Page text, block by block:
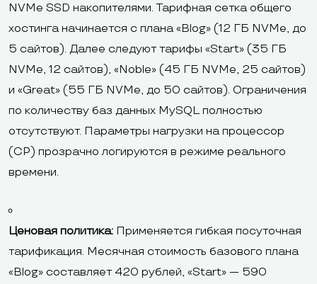
NVMe SSD накопителями. Тарифная сетка общего
хостинга начинается с плана «Blog» (12 ГБ NVMe, до
5 сайтов). Далее следуют тарифы «Start» (35 ГБ
NVMe, 12 сайтов), «Noble» (45 ГБ NVMe, 25 сайтов)
и «Great» (55 ГБ NVMe, до 50 сайтов). Ограничения
по количеству баз данных MySQL полностью
отсутствуют. Параметры нагрузки на процессор
(CP) прозрачно логируются в режиме реального
времени.
Ценовая политика: Применяется гибкая посуточная
тарификация. Месячная стоимость базового плана
«Blog» составляет 420 рублей, «Start» — 590